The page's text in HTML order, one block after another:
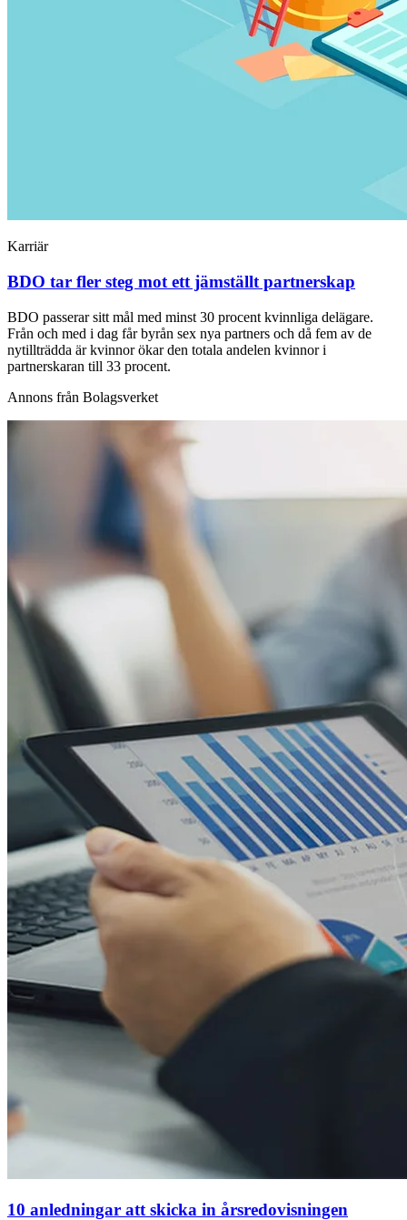
Karriär
BDO tar fler steg mot ett jämställt partnerskap
BDO passerar sitt mål med minst 30 procent kvinnliga delägare.
Från och med i dag får byrån sex nya partners och då fem av de
nytillträdda är kvinnor ökar den totala andelen kvinnor i
partnerskaran till 33 procent.
Annons från Bolagsverket
10 anledningar att skicka in årsredovisningen